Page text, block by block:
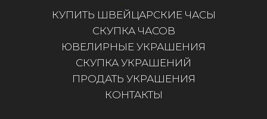
КУПИТЬ ШВЕЙЦАРСКИЕ ЧАСЫ
СКУПКА ЧАСОВ
ЮВЕЛИРНЫЕ УКРАШЕНИЯ
СКУПКА УКРАШЕНИЙ
ПРОДАТЬ УКРАШЕНИЯ
КОНТАКТЫ